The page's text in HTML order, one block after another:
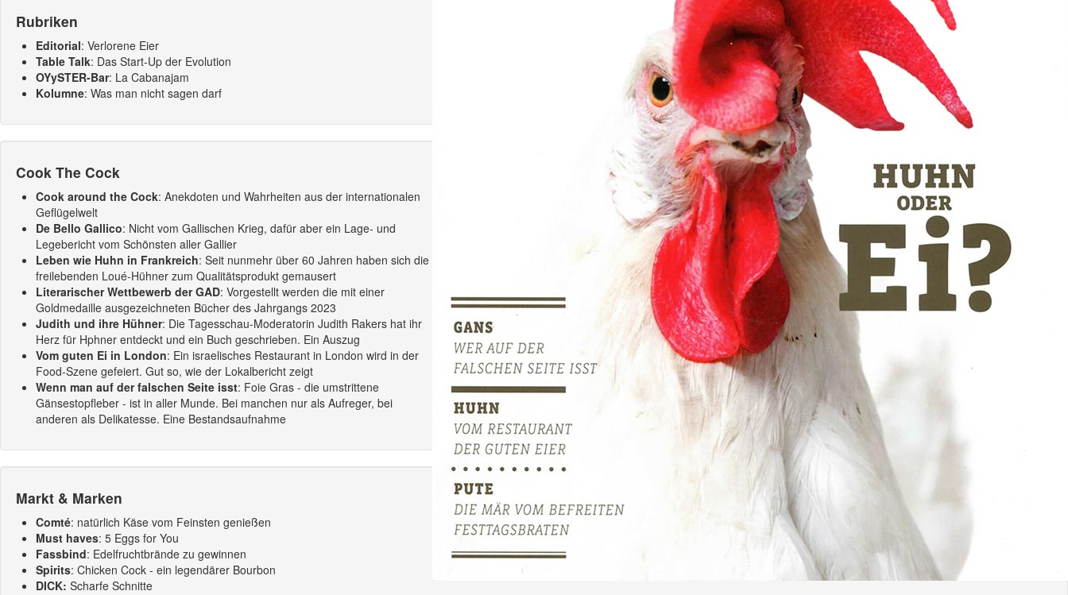
Rubriken
Editorial: Verlorene Eier
Table Talk: Das Start-Up der Evolution
OYySTER-Bar: La Cabanajam
Kolumne: Was man nicht sagen darf
Cook The Cock
Cook around the Cock: Anekdoten und Wahrheiten aus der internationalen
Geflügelwelt
De Bello Gallico: Nicht vom Gallischen Krieg, dafür aber ein Lage- und
Legebericht vom Schönsten aller Gallier
Leben wie Huhn in Frankreich: Seit nunmehr über 60 Jahren haben sich die
freilebenden Loué-Hühner zum Qualitätsprodukt gemausert
Literarischer Wettbewerb der GAD: Vorgestellt werden die mit einer
Goldmedaille ausgezeichneten Bücher des Jahrgangs 2023
Judith und ihre Hühner: Die Tagesschau-Moderatorin Judith Rakers hat ihr
Herz für Hphner entdeckt und ein Buch geschrieben. Ein Auszug
Vom guten Ei in London: Ein israelisches Restaurant in London wird in der
Food-Szene gefeiert. Gut so, wie der Lokalbericht zeigt
Wenn man auf der falschen Seite isst: Foie Gras - die umstrittene
Gänsestopfleber - ist in aller Munde. Bei manchen nur als Aufreger, bei
anderen als Delikatesse. Eine Bestandsaufnahme
Markt & Marken
Comté: natürlich Käse vom Feinsten genießen
Must haves: 5 Eggs for You
Fassbind: Edelfruchtbrände zu gewinnen
Spirits: Chicken Cock - ein legendärer Bourbon
DICK: Scharfe Schnitte